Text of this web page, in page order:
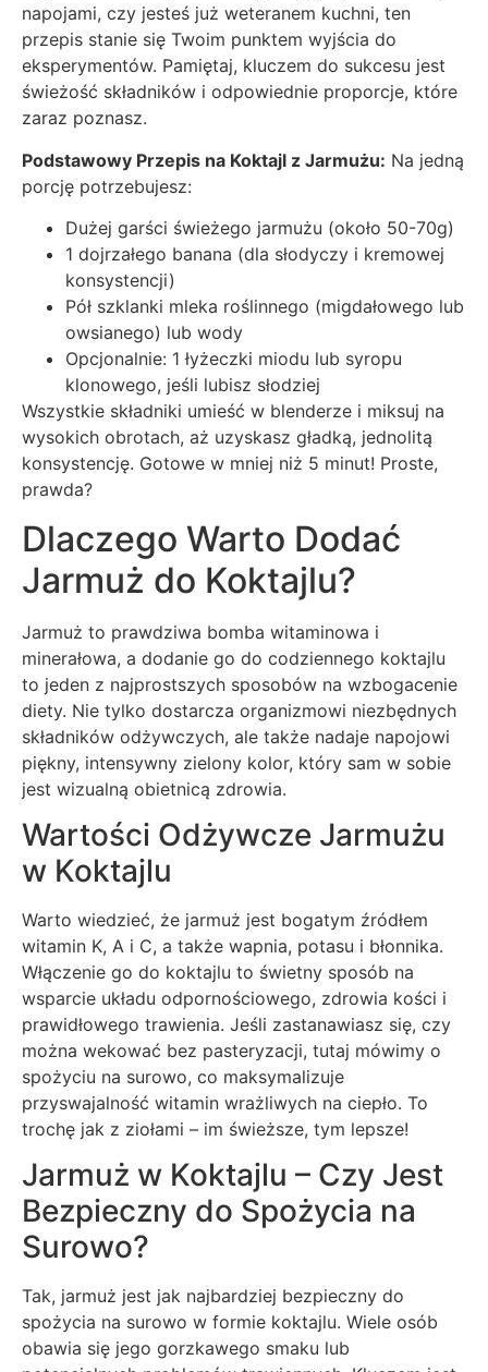
napojami, czy jesteś już weteranem kuchni, ten
przepis stanie się Twoim punktem wyjścia do
eksperymentów. Pamiętaj, kluczem do sukcesu jest
świeżość składników i odpowiednie proporcje, które
zaraz poznasz.
Podstawowy Przepis na Koktajl z Jarmużu: Na jedną
porcję potrzebujesz:
Dużej garści świeżego jarmużu (około 50-70g)
1 dojrzałego banana (dla słodyczy i kremowej
konsystencji)
Pół szklanki mleka roślinnego (migdałowego lub
owsianego) lub wody
Opcjonalnie: 1 łyżeczki miodu lub syropu
klonowego, jeśli lubisz słodziej
Wszystkie składniki umieść w blenderze i miksuj na
wysokich obrotach, aż uzyskasz gładką, jednolitą
konsystencję. Gotowe w mniej niż 5 minut! Proste,
prawda?
Dlaczego Warto Dodać
Jarmuż do Koktajlu?
Jarmuż to prawdziwa bomba witaminowa i
minerałowa, a dodanie go do codziennego koktajlu
to jeden z najprostszych sposobów na wzbogacenie
diety. Nie tylko dostarcza organizmowi niezbędnych
składników odżywczych, ale także nadaje napojowi
piękny, intensywny zielony kolor, który sam w sobie
jest wizualną obietnicą zdrowia.
Wartości Odżywcze Jarmużu
w Koktajlu
Warto wiedzieć, że jarmuż jest bogatym źródłem
witamin K, A i C, a także wapnia, potasu i błonnika.
Włączenie go do koktajlu to świetny sposób na
wsparcie układu odpornościowego, zdrowia kości i
prawidłowego trawienia. Jeśli zastanawiasz się, czy
można wekować bez pasteryzacji, tutaj mówimy o
spożyciu na surowo, co maksymalizuje
przyswajalność witamin wrażliwych na ciepło. To
trochę jak z ziołami – im świeższe, tym lepsze!
Jarmuż w Koktajlu – Czy Jest
Bezpieczny do Spożycia na
Surowo?
Tak, jarmuż jest jak najbardziej bezpieczny do
spożycia na surowo w formie koktajlu. Wiele osób
obawia się jego gorzkawego smaku lub